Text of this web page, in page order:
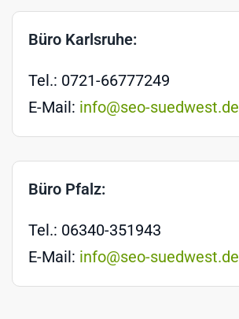
Büro Karlsruhe:
Tel.: 0721-66777249
E-Mail: info@seo-suedwest.de
Büro Pfalz:
Tel.: 06340-351943
E-Mail: info@seo-suedwest.de